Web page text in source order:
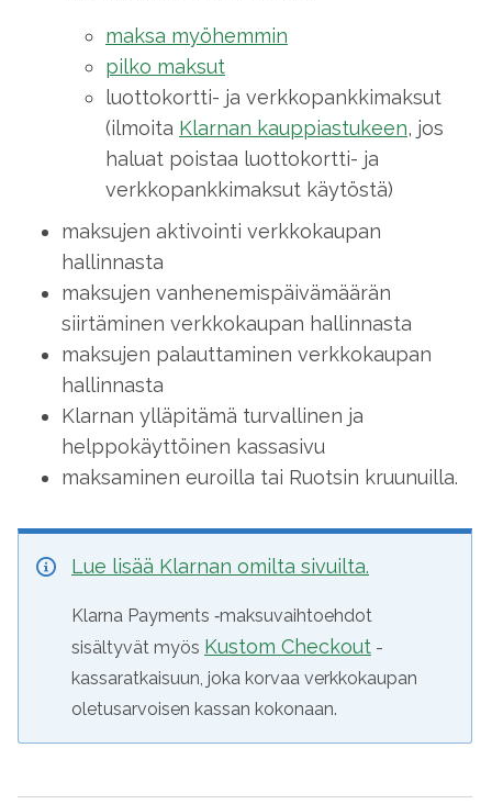
maksa myöhemmin
pilko maksut
luottokortti- ja verkkopankkimaksut
(ilmoita Klarnan kauppiastukeen, jos
haluat poistaa luottokortti- ja
verkkopankkimaksut käytöstä)
maksujen aktivointi verkkokaupan
hallinnasta
maksujen vanhenemispäivämäärän
siirtäminen verkkokaupan hallinnasta
maksujen palauttaminen verkkokaupan
hallinnasta
Klarnan ylläpitämä turvallinen ja
helppokäyttöinen kassasivu
maksaminen euroilla tai Ruotsin kruunuilla.
Lue lisää Klarnan omilta sivuilta.
Klarna Payments ‑maksuvaihtoehdot
sisältyvät myös Kustom Checkout -
kassaratkaisuun, joka korvaa verkkokaupan
oletusarvoisen kassan kokonaan.